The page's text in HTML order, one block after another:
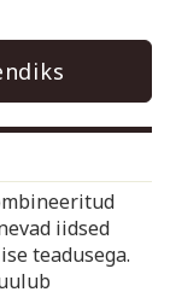
iidsed
teadusega.